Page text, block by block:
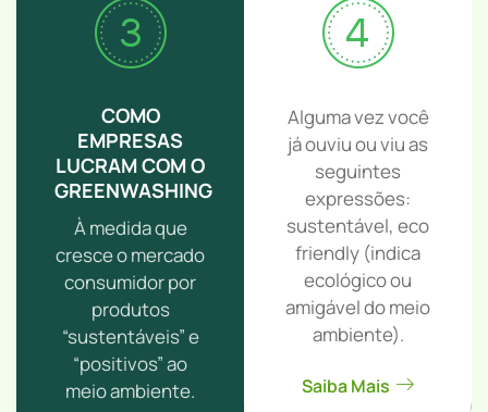
COMO
EMPRESAS
LUCRAM COM O
GREENWASHING
À medida que
cresce o mercado
consumidor por
produtos
“sustentáveis” e
“positivos” ao
meio ambiente.
Alguma vez você
já ouviu ou viu as
seguintes
expressões:
sustentável, eco
friendly (indica
ecológico ou
amigável do meio
ambiente).
Saiba Mais